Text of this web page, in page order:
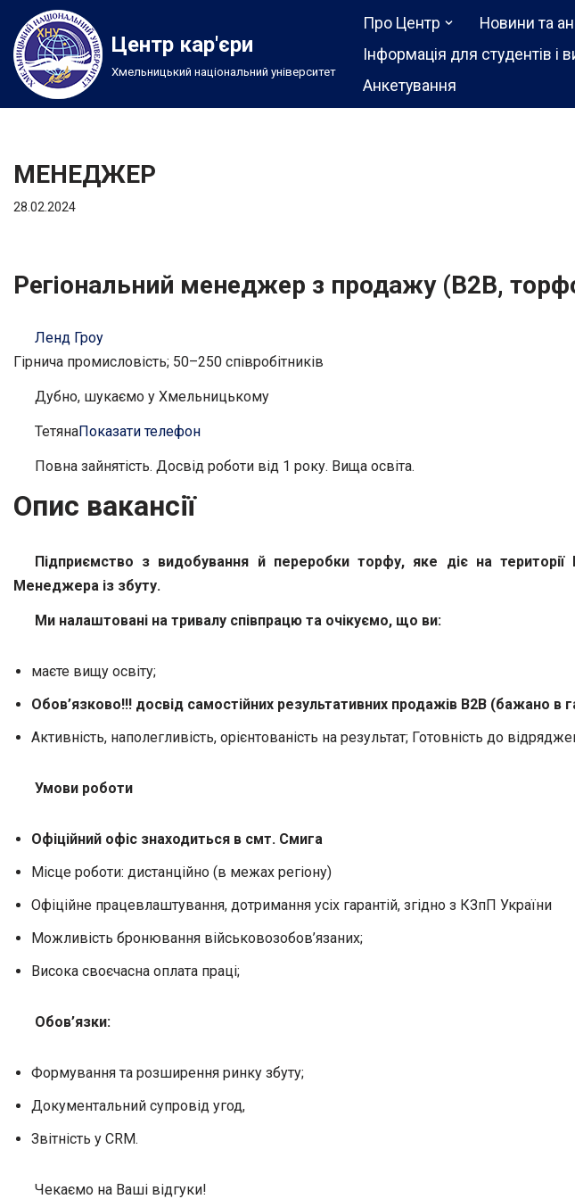
Перейти
до
вмісту
Центр кар'єри
Хмельницький національний університет
Про Центр Новини та
Інформація для студентів і
Анкетування
МЕНЕДЖЕР
28.02.2024
Регіональний менеджер з продажу (В2В,
Ленд Гроу
Гірнича промисловість; 50–250 співробітників
Дубно, шукаємо у Хмельницькому
ТетянаПоказати телефон
Повна зайнятість. Досвід роботи від 1 року. Вища освіта.
Опис вакансії
Підприємство з видобування й переробки торфу, яке діє на території
Менеджера із збуту.
Ми налаштовані на тривалу співпрацю та очікуємо, що ви:
маєте вищу освіту;
Обов’язково!!! досвід самостійних результативних продажів В2В (бажано в
Активність, наполегливість, орієнтованість на результат; Готовність до
Умови роботи
Офіційний офіс знаходиться в смт. Смига
Місце роботи: дистанційно (в межах регіону)
Офіційне працевлаштування, дотримання усіх гарантій, згідно з КЗпП України
Можливість бронювання військовозобов’язаних;
Висока своєчасна оплата праці;
Обов’язки:
Формування та розширення ринку збуту;
Документальний супровід угод,
Звітність у CRM.
Чекаємо на Ваші відгуки!